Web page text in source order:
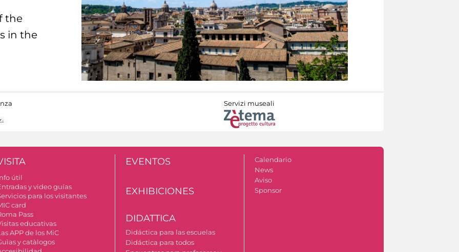
the
in the
Servizi museali
útil
y video guías
para los visitantes
card
Pass
educativas
APP de los MiC
y catàlogos
EVENTOS
EXHIBICIONES
DIDATTICA
Didáctica para las escuelas
Didáctica para todos
Calendario
News
Aviso
Sponsor